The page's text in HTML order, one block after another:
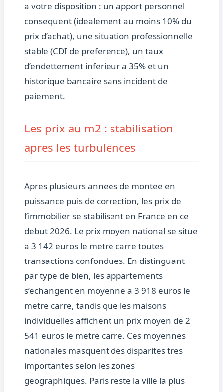
a votre disposition : un apport personnel
consequent (idealement au moins 10% du
prix d’achat), une situation professionnelle
stable (CDI de preference), un taux
d’endettement inferieur a 35% et un
historique bancaire sans incident de
paiement.
Les prix au m2 : stabilisation
apres les turbulences
Apres plusieurs annees de montee en
puissance puis de correction, les prix de
l’immobilier se stabilisent en France en ce
debut 2026. Le prix moyen national se situe
a 3 142 euros le metre carre toutes
transactions confondues. En distinguant
par type de bien, les appartements
s’echangent en moyenne a 3 918 euros le
metre carre, tandis que les maisons
individuelles affichent un prix moyen de 2
541 euros le metre carre. Ces moyennes
nationales masquent des disparites tres
importantes selon les zones
geographiques. Paris reste la ville la plus